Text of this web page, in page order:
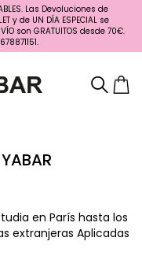
Las Devoluciones de
y de UN DÍA ESPECIAL se
son GRATUITOS desde 70€.
en París hasta los
extranjeras Aplicadas